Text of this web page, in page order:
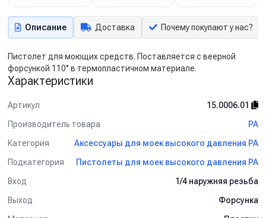
Описание Доставка Почему покупают у нас?
Пистолет для моющих средств. Поставляется с веерной
форсункой 110° в термопластичном материале.
Характеристики
Артикул
15.0006.01
Производитель товара
PA
Категория
Аксессуары для моек высокого давления PA
Подкатегория
Пистолеты для моек высокого давления PA
Вход
1/4 наружняя резьба
Выход
Форсунка